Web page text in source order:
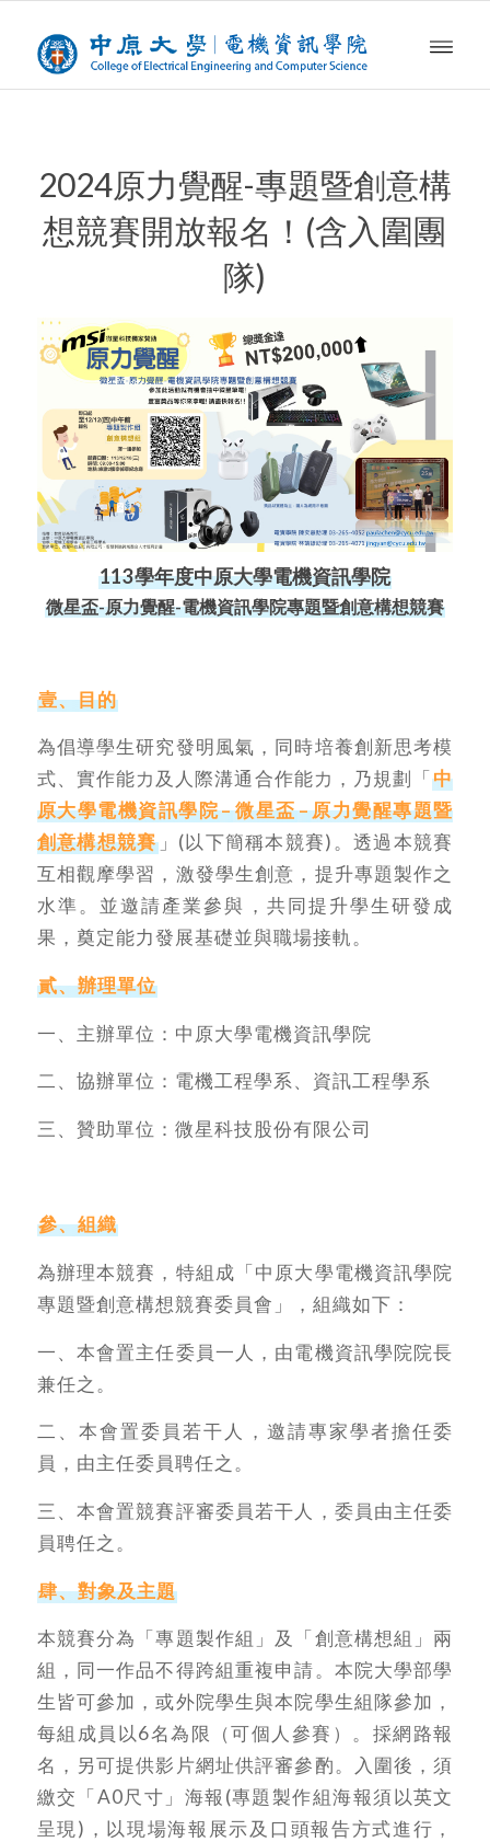
2024原力覺醒-專題暨創意構
想競賽開放報名！(含入圍團
隊)
113學年度中原大學電機資訊學院
微星盃-原力覺醒-電機資訊學院專題暨創意構想競賽
壹、目的
為倡導學生研究發明風氣，同時培養創新思考模
式、實作能力及人際溝通合作能力，乃規劃「中
原大學電機資訊學院–微星盃–原力覺醒專題暨
創意構想競賽」(以下簡稱本競賽)。透過本競賽
互相觀摩學習，激發學生創意，提升專題製作之
水準。並邀請產業參與，共同提升學生研發成
果，奠定能力發展基礎並與職場接軌。
貳、辦理單位
一、主辦單位：中原大學電機資訊學院
二、協辦單位：電機工程學系、資訊工程學系
三、贊助單位：微星科技股份有限公司
參、組織
為辦理本競賽，特組成「中原大學電機資訊學院
專題暨創意構想競賽委員會」，組織如下：
一、本會置主任委員一人，由電機資訊學院院長
兼任之。
二、本會置委員若干人，邀請專家學者擔任委
員，由主任委員聘任之。
三、本會置競賽評審委員若干人，委員由主任委
員聘任之。
肆、對象及主題
本競賽分為「專題製作組」及「創意構想組」兩
組，同一作品不得跨組重複申請。本院大學部學
生皆可參加，或外院學生與本院學生組隊參加，
每組成員以6名為限（可個人參賽）。採網路報
名，另可提供影片網址供評審參酌。入圍後，須
繳交「A0尺寸」海報(專題製作組海報須以英文
呈現)，以現場海報展示及口頭報告方式進行，